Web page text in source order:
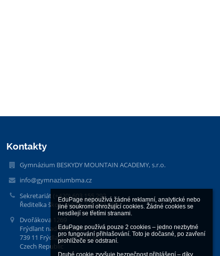
EduPage nepoužívá žádné reklamní, analytické nebo
jiné soukromí ohrožující cookies. Žádné cookies se
nesdílejí se třetími stranami.
EduPage používá pouze 2 cookies – jedno nezbytné
pro fungování přihlašování. Toto je dočasné, po zavření
prohlížeče se odstraní.
Druhé cookie zvyšuje bezpečnost přihlášení – díky
Kontakty
Gymnázium BESKYDY MOUNTAIN ACADEMY, s.r.o.
info@gymnaziumbma.cz
Sekretariát (+420) 603 155 292
Ředitelka školy (+420) 725 304 460
Dvořákova 1269
Frýdlant nad Ostravicí
739 11 Frýdlant nad Ostravicí
Czech Republic